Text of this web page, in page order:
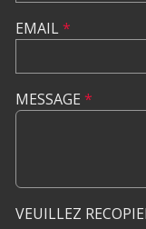
EMAIL*
MESSAGE *
VEUILLEZ